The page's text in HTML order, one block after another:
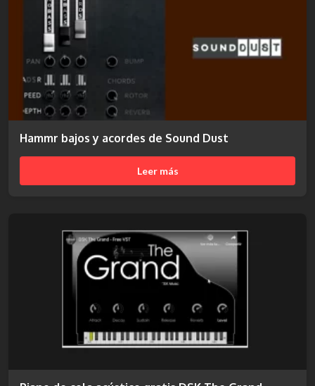
Hammr bajos y acordes de Sound Dust
Leer más